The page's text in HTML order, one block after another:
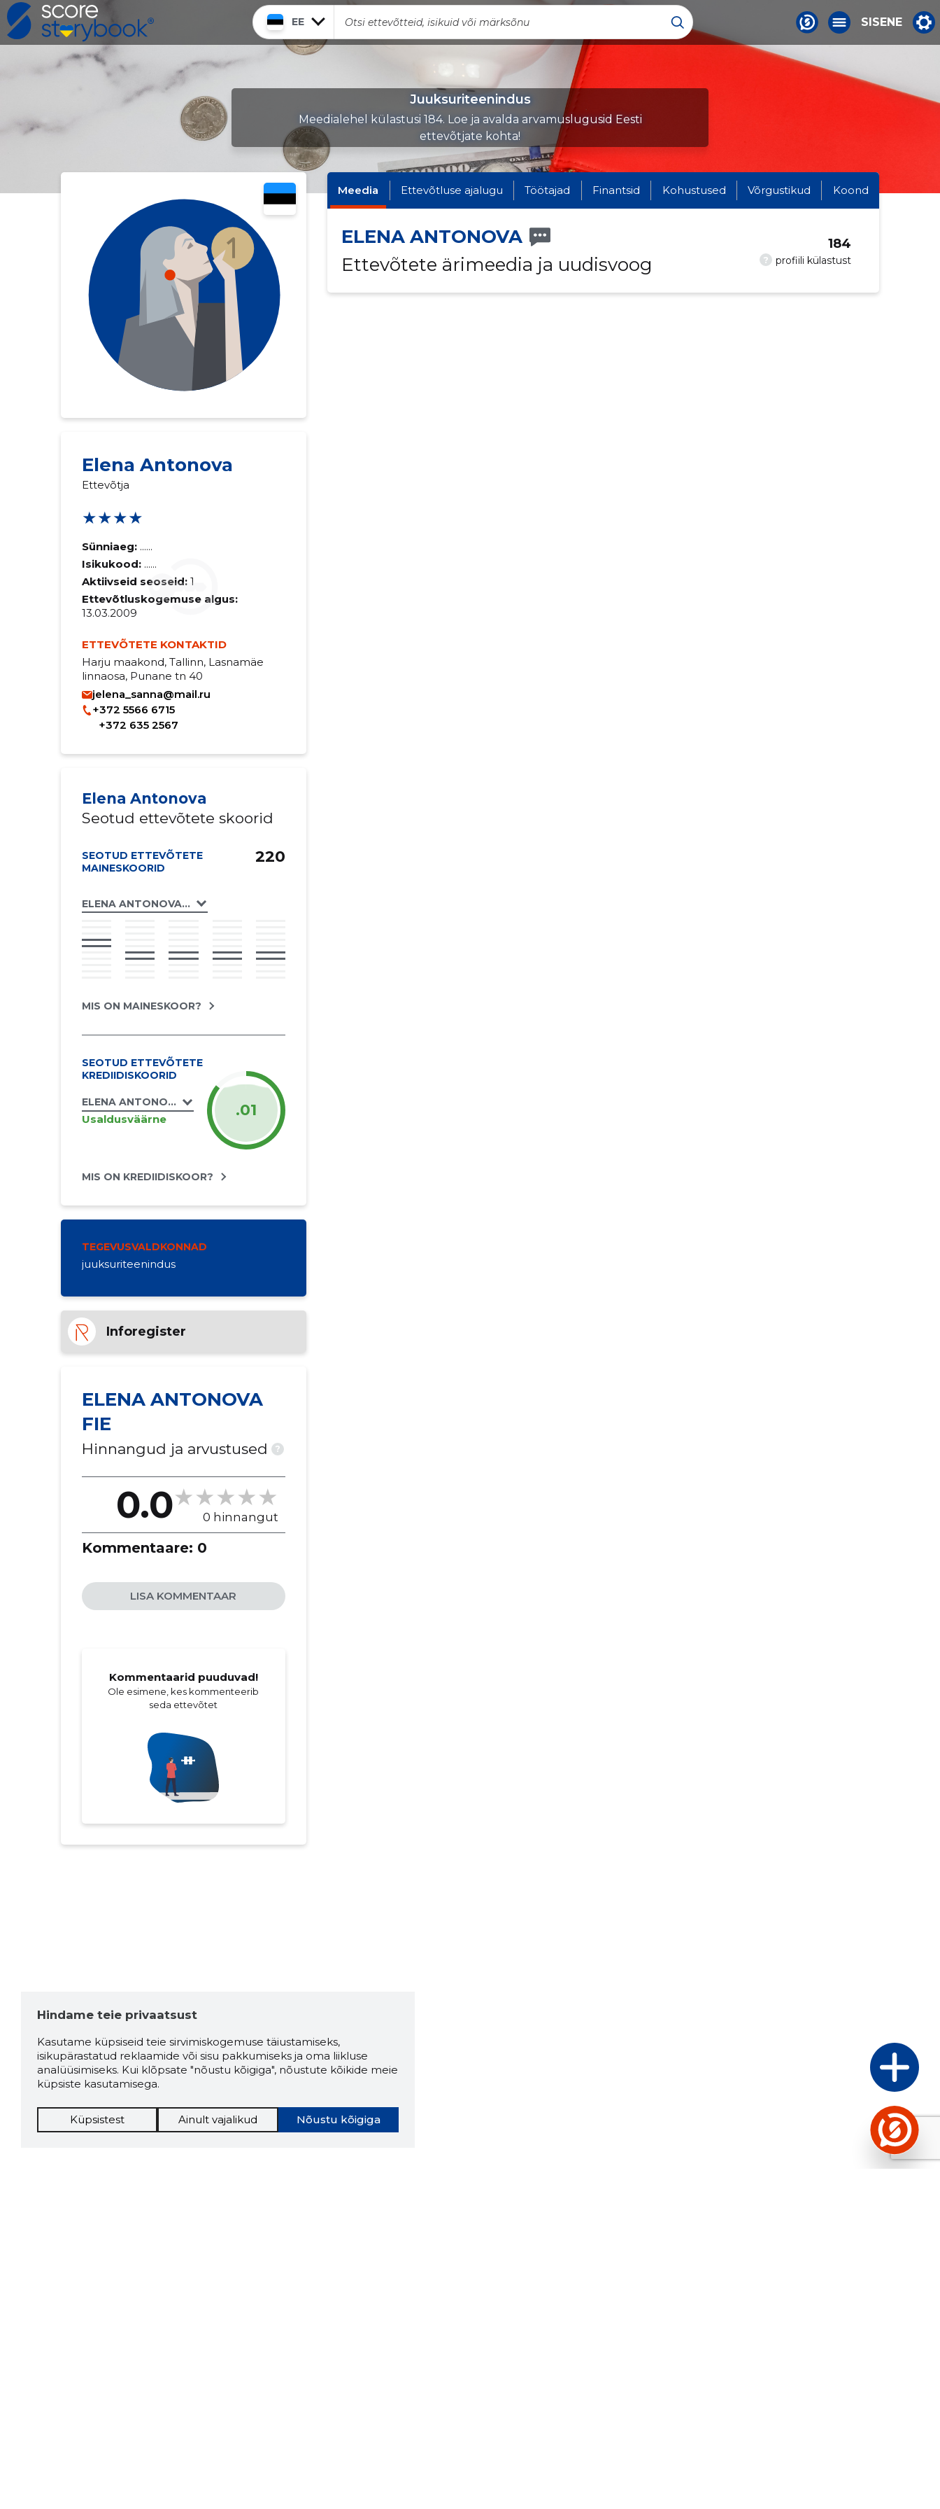
EE SISENE
Juuksuriteenindus
Meedialehel külastusi 184. Loe ja avalda arvamuslugusid Eesti
ettevõtjate kohta!
Elena Antonova
Ettevõtja
★★★★
Sünniaeg: ......
Isikukood: ......
Aktiivseid seoseid: 1
Ettevõtluskogemuse algus:
13.03.2009
ETTEVÕTETE KONTAKTID
Harju maakond, Tallinn, Lasnamäe
linnaosa, Punane tn 40
jelena_sanna@mail.ru
+372 5566 6715
+372 635 2567
Elena Antonova
Seotud ettevõtete skoorid
SEOTUD ETTEVÕTETE
MAINESKOORID
ELENA ANTONOVA FIE
220
MIS ON MAINESKOOR?
SEOTUD ETTEVÕTETE
KREDIIDISKOORID
ELENA ANTONOVA FIE
Usaldusväärne .01
MIS ON KREDIIDISKOOR?
TEGEVUSVALDKONNAD
juuksuriteenindus
Inforegister
ELENA ANTONOVA
FIE
Hinnangud ja arvustused ?
0.0 0 hinnangut
Kommentaare: 0
LISA KOMMENTAAR
Kommentaarid puuduvad!
Ole esimene, kes kommenteerib
seda ettevõtet
Meedia Ettevõtluse ajalugu Töötajad Finantsid Kohustused Võrgustikud Koond
ELENA ANTONOVA
Ettevõtete ärimeedia ja uudisvoog
? profiili külastust
184
Hindame teie privaatsust
Kasutame küpsiseid teie sirvimiskogemuse täiustamiseks,
isikupärastatud reklaamide või sisu pakkumiseks ja oma liikluse
analüüsimiseks. Kui klõpsate "nõustu kõigiga", nõustute kõikide meie
küpsiste kasutamisega.
Nõustu kõigiga
Küpsistest Ainult vajalikud